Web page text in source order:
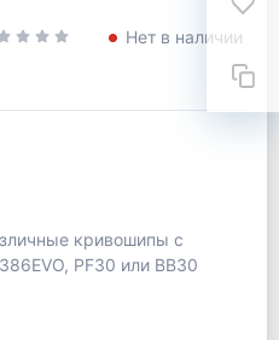
Нет в наличии
кривошипы с
PF30 или BB30